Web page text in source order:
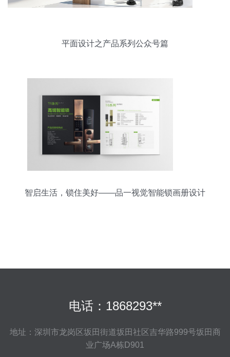
平面设计之产品系列公众号篇
智启生活，锁住美好——品一视觉智能锁画册设计
电话：1868293**
地址：深圳市龙岗区坂田街道坂田社区吉华路999号坂田商
业广场A栋D901